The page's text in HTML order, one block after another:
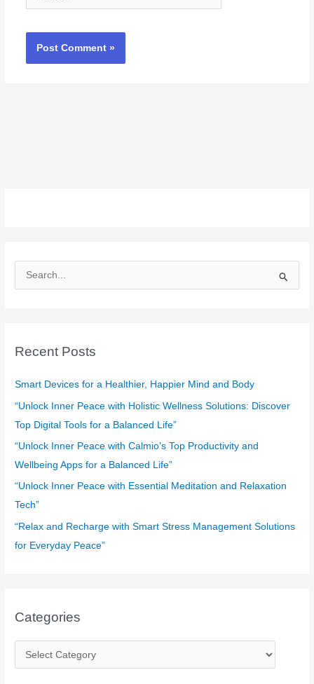
e
c
f
o
r
Recent Posts
Smart Devices for a Healthier, Happier Mind and Body
“Unlock Inner Peace with Holistic Wellness Solutions: Discover
Top Digital Tools for a Balanced Life”
“Unlock Inner Peace with Calmio’s Top Productivity and
Wellbeing Apps for a Balanced Life”
“Unlock Inner Peace with Essential Meditation and Relaxation
Tech”
“Relax and Recharge with Smart Stress Management Solutions
for Everyday Peace”
Categories
a